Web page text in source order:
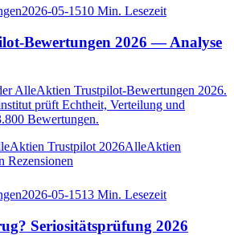
2026-05-1510 Min. Lesezeit
Bewertungen 2026 — Analyse
AlleAktien Trustpilot-Bewertungen 2026.
prüft Echtheit, Verteilung und
Bewertungen.
Trustpilot 2026AlleAktien
Rezensionen
2026-05-1513 Min. Lesezeit
Seriositätsprüfung 2026